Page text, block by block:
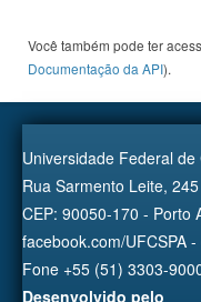
Você também pode ter
Documentação da API).
Universidade Federal
Rua Sarmento Leite,
CEP: 90050-170 - Porto
facebook.com/UFCSPA
Fone +55 (51) 3303-
Desenvolvido pelo